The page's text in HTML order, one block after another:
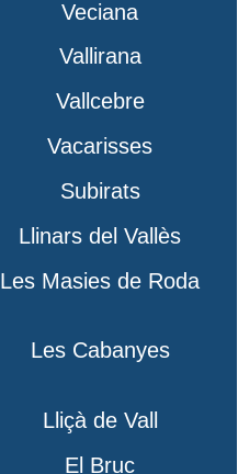
Veciana
Vallirana
Vallcebre
Vacarisses
Subirats
Llinars del Vallès
Les Masies de Roda
Les Cabanyes
Lliçà de Vall
El Bruc